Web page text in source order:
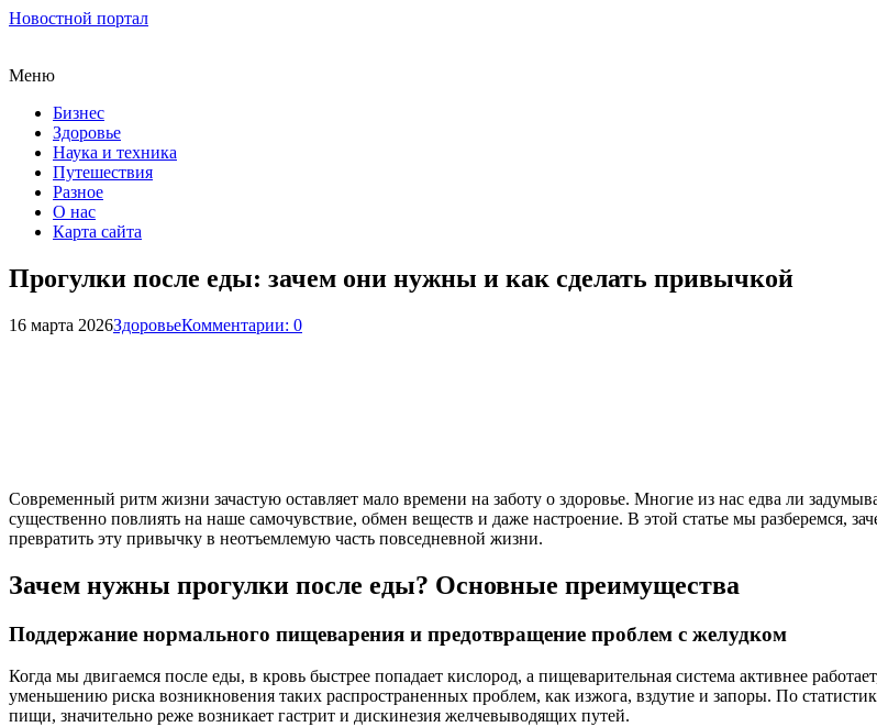
Новостной портал
Меню
Бизнес
Здоровье
Наука и техника
Путешествия
Разное
О нас
Карта сайта
Прогулки после еды: зачем они нужны и как сделать привычкой
16 марта 2026ЗдоровьеКомментарии: 0
Современный ритм жизни зачастую оставляет мало времени на заботу о здоровье. Многие из нас едва ли
существенно повлиять на наше самочувствие, обмен веществ и даже настроение. В этой статье мы
превратить эту привычку в неотъемлемую часть повседневной жизни.
Зачем нужны прогулки после еды? Основные преимущества
Поддержание нормального пищеварения и предотвращение проблем с желудком
Когда мы двигаемся после еды, в кровь быстрее попадает кислород, а пищеварительная система активнее
уменьшению риска возникновения таких распространенных проблем, как изжога, вздутие и запоры. По
пищи, значительно реже возникает гастрит и дискинезия желчевыводящих путей.